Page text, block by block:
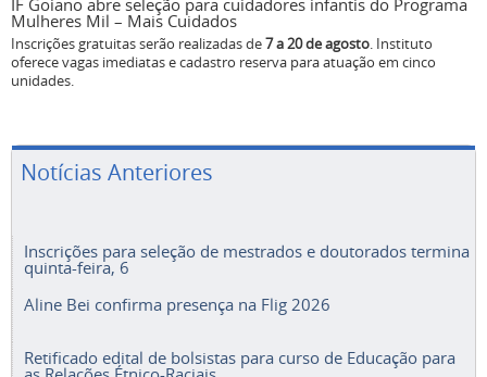
IF Goiano abre seleção para cuidadores infantis do Programa
Mulheres Mil – Mais Cuidados
Inscrições gratuitas serão realizadas de7 a 20 de agosto. Instituto
oferece vagas imediatas e cadastro reserva para atuação em cinco
unidades.
Notícias Anteriores
Inscrições para seleção de mestrados e doutorados termina
quinta-feira, 6
Aline Bei confirma presença na Flig 2026
Retificado edital de bolsistas para curso de Educação para